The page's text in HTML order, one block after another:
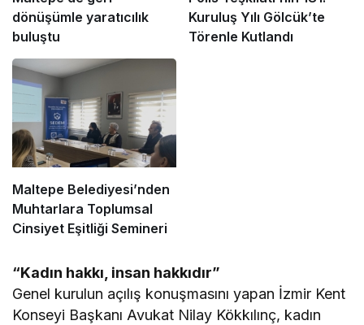
dönüşümle yaratıcılık
buluştu
Kuruluş Yılı Gölcük’te
Törenle Kutlandı
Maltepe Belediyesi’nden
Muhtarlara Toplumsal
Cinsiyet Eşitliği Semineri
“Kadın hakkı, insan hakkıdır”
Genel kurulun açılış konuşmasını yapan İzmir Kent
Konseyi Başkanı Avukat Nilay Kökkılınç, kadın